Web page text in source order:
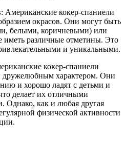
: Американские кокер-спаниели
окрасов. Они могут быть
белыми, коричневыми) или
иметь различные отметины. Это
и уникальными.
кокер-спаниели
дружелюбным характером. Они
и хорошо ладят с детьми и
делает их отличными
Однако, как и любая другая
физической активности